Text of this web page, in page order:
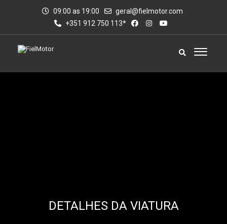
09:00 as 19:00
geral@fielmotor.com
+351 912 750 113*
DETALHES DA VIATURA